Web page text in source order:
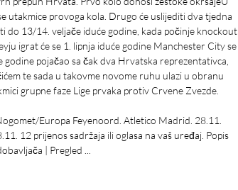
utakmice provoga kola. Drugo će uslijediti dva tjedna
do 13/14. veljače iduće godine, kada počinje knockout
igrat će se 1. lipnja iduće godine Manchester City se
pojačao sa čak dva Hrvatska reprezentativca,
te sada u takovme novome ruhu ulazi u obranu
grupne faze Lige prvaka protiv Crvene Zvezde.
Europa Feyenoord. Atletico Madrid. 28.11.
12 prijenos sadržaja ili oglasa na vaš uređaj. Popis
| Pregled ...